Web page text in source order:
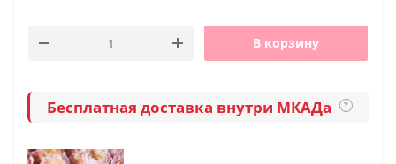
В корзину
Бесплатная доставка внутри МКАДа ?